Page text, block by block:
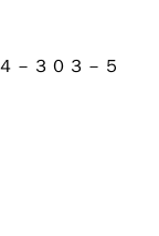
－３０３－５